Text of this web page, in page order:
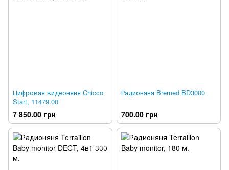
Цифровая видеоняня Chicco
Start, 11479.00
7 850.00 грн
Радионяня Bremed BD3000
700.00 грн